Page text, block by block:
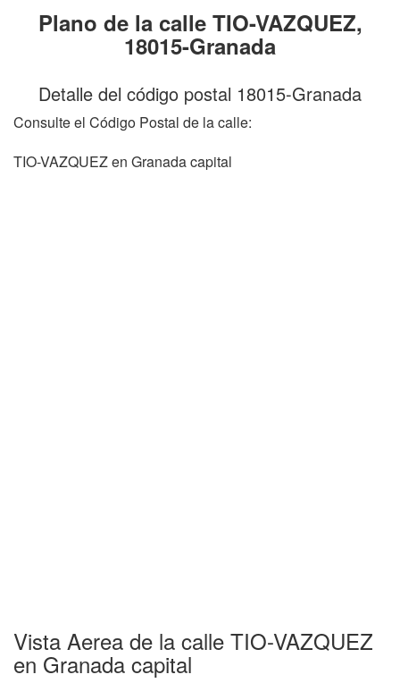
Plano de la calle TIO-VAZQUEZ,
18015-Granada
Detalle del código postal 18015-Granada
Consulte el Código Postal de la calle:
TIO-VAZQUEZ en Granada capital
Vista Aerea de la calle TIO-VAZQUEZ
en Granada capital